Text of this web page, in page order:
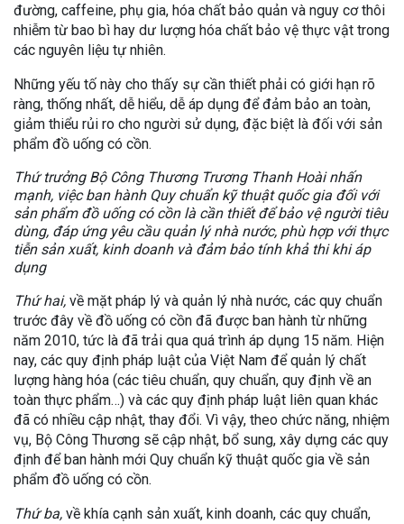
đường, caffeine, phụ gia, hóa chất bảo quản và nguy cơ thôi
nhiễm từ bao bì hay dư lượng hóa chất bảo vệ thực vật trong
các nguyên liệu tự nhiên.
Những yếu tố này cho thấy sự cần thiết phải có giới hạn rõ
ràng, thống nhất, dễ hiểu, dễ áp dụng để đảm bảo an toàn,
giảm thiểu rủi ro cho người sử dụng, đặc biệt là đối với sản
phẩm đồ uống có cồn.
Thứ trưởng Bộ Công Thương Trương Thanh Hoài nhấn
mạnh, việc ban hành Quy chuẩn kỹ thuật quốc gia đối với
sản phẩm đồ uống có cồn là cần thiết để bảo vệ người tiêu
dùng, đáp ứng yêu cầu quản lý nhà nước, phù hợp với thực
tiễn sản xuất, kinh doanh và đảm bảo tính khả thi khi áp
dụng
Thứ hai, về mặt pháp lý và quản lý nhà nước, các quy chuẩn
trước đây về đồ uống có cồn đã được ban hành từ những
năm 2010, tức là đã trải qua quá trình áp dụng 15 năm. Hiện
nay, các quy định pháp luật của Việt Nam để quản lý chất
lượng hàng hóa (các tiêu chuẩn, quy chuẩn, quy định về an
toàn thực phẩm…) và các quy định pháp luật liên quan khác
đã có nhiều cập nhật, thay đổi. Vì vậy, theo chức năng, nhiệm
vụ, Bộ Công Thương sẽ cập nhật, bổ sung, xây dựng các quy
định để ban hành mới Quy chuẩn kỹ thuật quốc gia về sản
phẩm đồ uống có cồn.
Thứ ba, về khía cạnh sản xuất, kinh doanh, các quy chuẩn,